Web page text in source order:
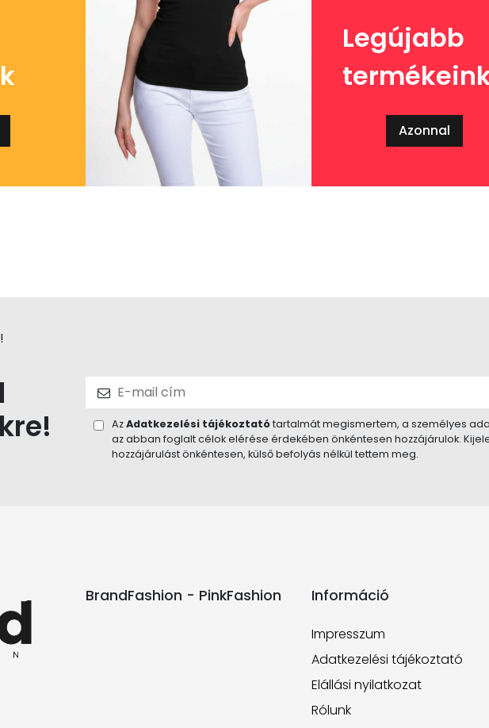
Legújabb
Azonnal
AzAdatkezelési tájékoztatótartalmát megismertem, a személyes
az abban foglalt célok elérése érdekében önkéntesen hozzájárulok.
hozzájárulást önkéntesen, külső befolyás nélkül tettem meg.
BrandFashion - PinkFashion Információ
Impresszum
Adatkezelési tájékoztató
Elállási nyilatkozat
Rólunk